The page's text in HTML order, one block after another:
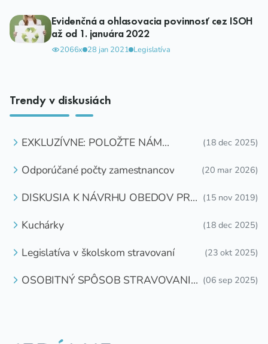
Evidenčná a ohlasovacia povinnosť cez ISOH
až od 1. januára 2022
2066x 28 jan 2021 Legislatíva
Trendy v diskusiách
EXKLUZÍVNE: POLOŽTE NÁM
(18 dec 2025)
Odporúčané počty zamestnancov (20 mar 2026)
DISKUSIA K NÁVRHU OBEDOV PRE
(15 nov 2019)
Kuchárky (18 dec 2025)
Legislatíva v školskom stravovaní (23 okt 2025)
OSOBITNÝ SPÔSOB STRAVOVANIA (06 sep 2025)